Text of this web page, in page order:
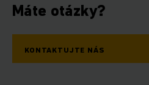
Máte otázky?
KONTAKTUJTE NÁS